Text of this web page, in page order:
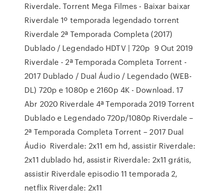
Riverdale. Torrent Mega Filmes - Baixar baixar
Riverdale 1º temporada legendado torrent
Riverdale 2ª Temporada Completa (2017)
Dublado / Legendado HDTV | 720p 9 Out 2019
Riverdale - 2ª Temporada Completa Torrent -
2017 Dublado / Dual Áudio / Legendado (WEB-
DL) 720p e 1080p e 2160p 4K - Download. 17
Abr 2020 Riverdale 4ª Temporada 2019 Torrent
Dublado e Legendado 720p/1080p Riverdale –
2ª Temporada Completa Torrent – 2017 Dual
Áudio Riverdale: 2x11 em hd, assistir Riverdale:
2x11 dublado hd, assistir Riverdale: 2x11 grátis,
assistir Riverdale episodio 11 temporada 2,
netflix Riverdale: 2x11